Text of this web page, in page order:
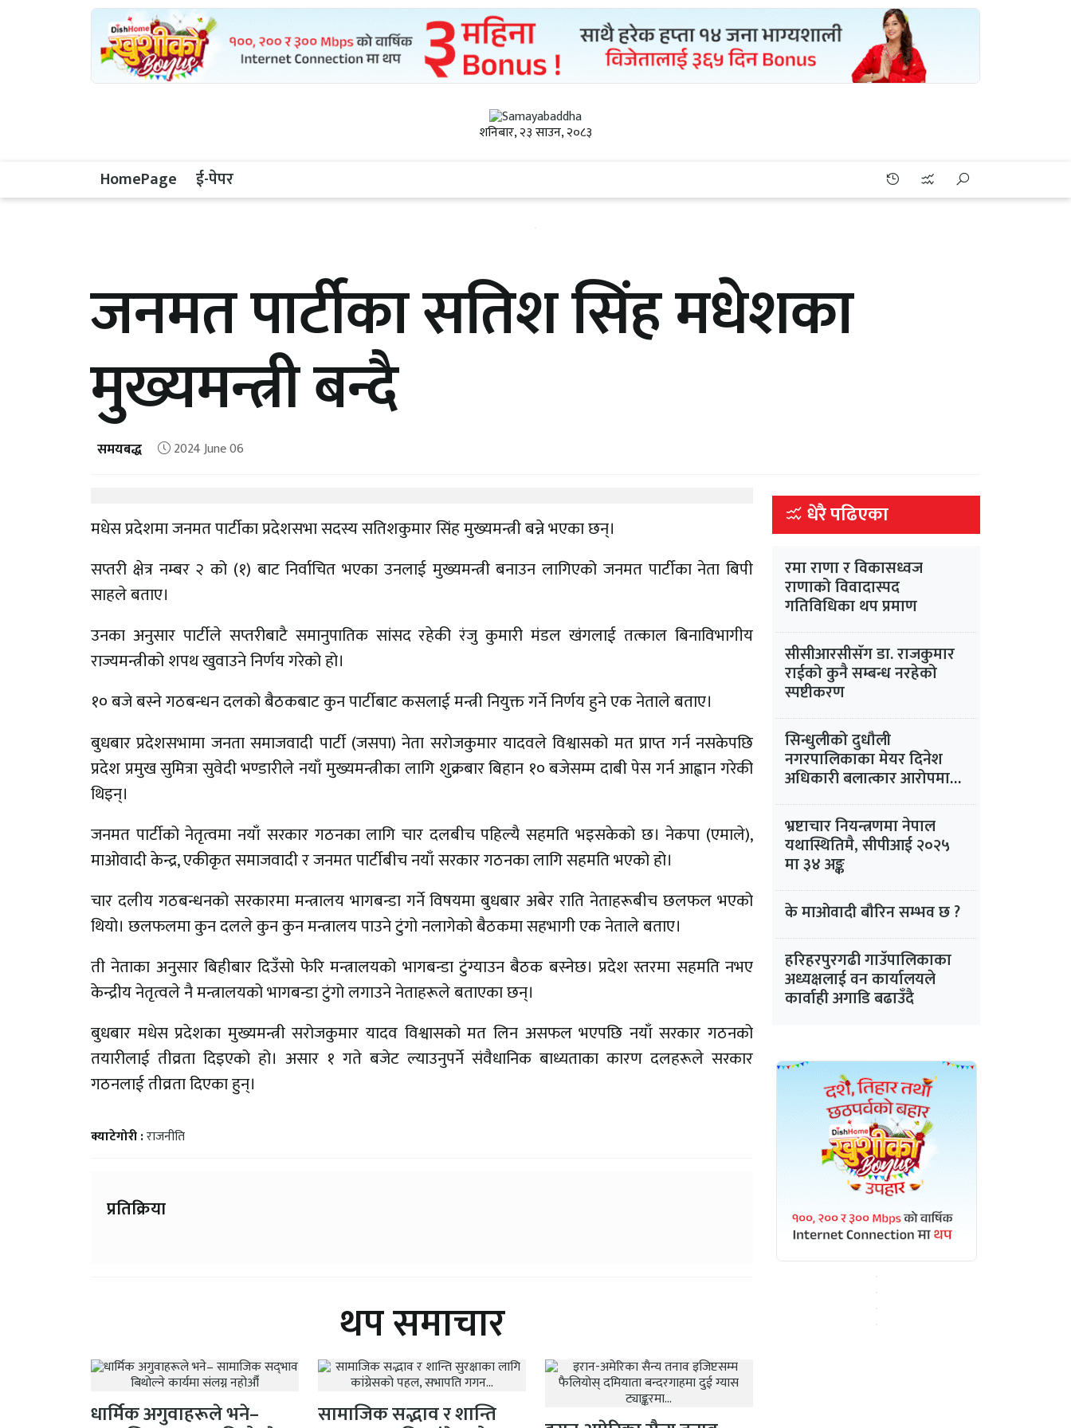
शनिबार, २३ साउन, २०८३
HomePage ई-पेपर
जनमत पार्टीका सतिश सिंह मधेशका
मुख्यमन्त्री बन्दै
समयबद्ध 2024 June 06
मधेस प्रदेशमा जनमत पार्टीका प्रदेशसभा सदस्य सतिशकुमार सिंह मुख्यमन्त्री बन्ने भएका छन्।
सप्तरी क्षेत्र नम्बर २ को (१) बाट निर्वाचित भएका उनलाई मुख्यमन्त्री बनाउन लागिएको जनमत पार्टीका नेता बिपी
साहले बताए।
उनका अनुसार पार्टीले सप्तरीबाटै समानुपातिक सांसद रहेकी रंजु कुमारी मंडल खंगलाई तत्काल बिनाविभागीय
राज्यमन्त्रीको शपथ खुवाउने निर्णय गरेको हो।
१० बजे बस्ने गठबन्धन दलको बैठकबाट कुन पार्टीबाट कसलाई मन्त्री नियुक्त गर्ने निर्णय हुने एक नेताले बताए।
बुधबार प्रदेशसभामा जनता समाजवादी पार्टी (जसपा) नेता सरोजकुमार यादवले विश्वासको मत प्राप्त गर्न नसकेपछि
प्रदेश प्रमुख सुमित्रा सुवेदी भण्डारीले नयाँ मुख्यमन्त्रीका लागि शुक्रबार बिहान १० बजेसम्म दाबी पेस गर्न आह्वान गरेकी
थिइन्।
जनमत पार्टीको नेतृत्वमा नयाँ सरकार गठनका लागि चार दलबीच पहिल्यै सहमति भइसकेको छ। नेकपा (एमाले),
माओवादी केन्द्र, एकीकृत समाजवादी र जनमत पार्टीबीच नयाँ सरकार गठनका लागि सहमति भएको हो।
चार दलीय गठबन्धनको सरकारमा मन्त्रालय भागबन्डा गर्ने विषयमा बुधबार अबेर राति नेताहरूबीच छलफल भएको
थियो। छलफलमा कुन दलले कुन कुन मन्त्रालय पाउने टुंगो नलागेको बैठकमा सहभागी एक नेताले बताए।
ती नेताका अनुसार बिहीबार दिउँसो फेरि मन्त्रालयको भागबन्डा टुंग्याउन बैठक बस्नेछ। प्रदेश स्तरमा सहमति नभए
केन्द्रीय नेतृत्वले नै मन्त्रालयको भागबन्डा टुंगो लगाउने नेताहरूले बताएका छन्।
बुधबार मधेस प्रदेशका मुख्यमन्त्री सरोजकुमार यादव विश्वासको मत लिन असफल भएपछि नयाँ सरकार गठनको
तयारीलाई तीव्रता दिइएको हो। असार १ गते बजेट ल्याउनुपर्ने संवैधानिक बाध्यताका कारण दलहरूले सरकार
गठनलाई तीव्रता दिएका हुन्।
क्याटेगोरी :राजनीति
प्रतिक्रिया
थप समाचार
धार्मिक अगुवाहरूले भने– सामाजिक सद्भाव र शान्ति
धेरै पढिएका
रमा राणा र विकासध्वज
राणाको विवादास्पद
गतिविधिका थप प्रमाण
सीसीआरसीसँग डा. राजकुमार
राईको कुनै सम्बन्ध नरहेको
स्पष्टीकरण
सिन्धुलीको दुधौली
नगरपालिकाका मेयर दिनेश
अधिकारी बलात्कार आरोपमा
फरार
भ्रष्टाचार नियन्त्रणमा नेपाल
यथास्थितिमै, सीपीआई २०२५
मा ३४ अङ्क
के माओवादी बौरिन सम्भव छ ?
हरिहरपुरगढी गाउँपालिकाका
अध्यक्षलाई वन कार्यालयले
कार्वाही अगाडि बढाउँदै